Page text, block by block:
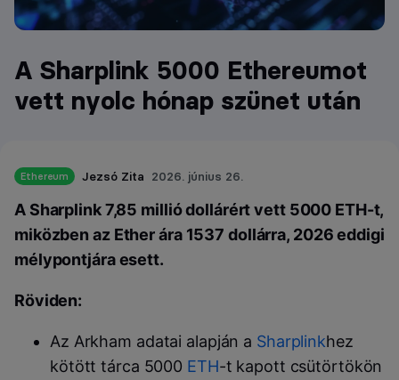
A Sharplink 5000 Ethereumot
vett nyolc hónap szünet után
Ethereum Jezsó Zita 2026. június 26.
A Sharplink 7,85 millió dollárért vett 5000 ETH-t,
miközben az Ether ára 1537 dollárra, 2026 eddigi
mélypontjára esett.
Röviden:
Az Arkham adatai alapján a Sharplinkhez
kötött tárca 5000 ETH-t kapott csütörtökön